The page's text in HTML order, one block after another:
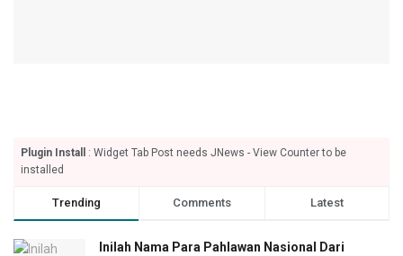
Plugin Install
: Widget Tab Post needs JNews - View Counter to be
installed
Trending Comments Latest
Inilah Nama Para Pahlawan Nasional Dari